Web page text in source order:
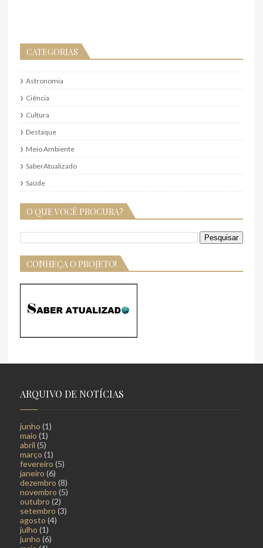
CATEGORIAS
Astronomia
Ciência
Cultura
Destaque
Meio Ambiente
SaberAtualizado
Saúde
O QUE VOCÊ PROCURA?
CONHEÇA O PROJETO!
ARQUIVO DE NOTÍCIAS
junho (1)
maio (1)
abril (5)
março (1)
fevereiro (5)
janeiro (6)
dezembro (8)
novembro (5)
outubro (2)
setembro (3)
agosto (4)
julho (1)
junho (6)